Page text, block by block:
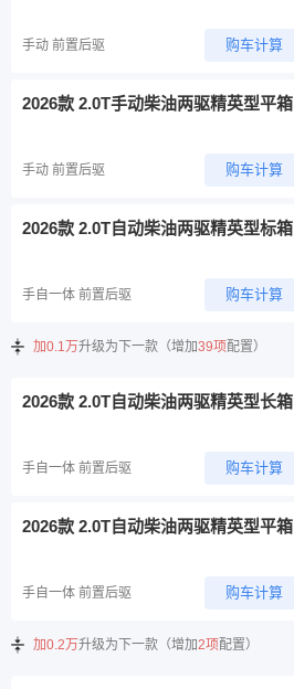
手动 前置后驱 购车计算
2026款 2.0T手动柴油两驱精英型平箱
手动 前置后驱 购车计算
2026款 2.0T自动柴油两驱精英型标箱
手自一体 前置后驱 购车计算
加0.1万升级为下一款（增加39项配置）
2026款 2.0T自动柴油两驱精英型长箱
手自一体 前置后驱 购车计算
2026款 2.0T自动柴油两驱精英型平箱
手自一体 前置后驱 购车计算
加0.2万升级为下一款（增加2项配置）